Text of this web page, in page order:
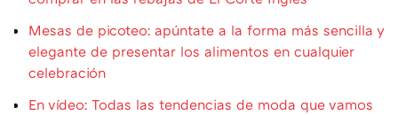
Mesas de picoteo: apúntate a la forma más sencilla y
elegante de presentar los alimentos en cualquier
celebración
En vídeo: Todas las tendencias de moda que vamos